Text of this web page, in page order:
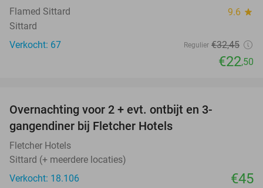
Flamed Sittard 9.6 star
Sittard
Verkocht: 67
Regulier €32,45
€22,50
Overnachting voor 2 + evt. ontbijt en 3-
gangendiner bij Fletcher Hotels
Fletcher Hotels
Sittard (+ meerdere locaties)
Verkocht: 18.106
€45